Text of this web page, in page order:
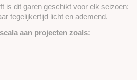
is dit garen geschikt voor elk seizoen:
tegelijkertijd licht en ademend.
aan projecten zoals: